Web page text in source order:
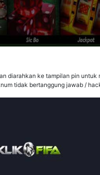
diarahkan ke tampilan pin untuk
tidak bertanggung jawab /